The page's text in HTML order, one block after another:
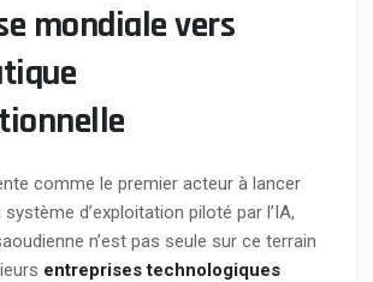
mondiale vers
comme le premier acteur à lancer
d’exploitation piloté par l’IA,
n’est pas seule sur ce terrain
entreprises technologiques